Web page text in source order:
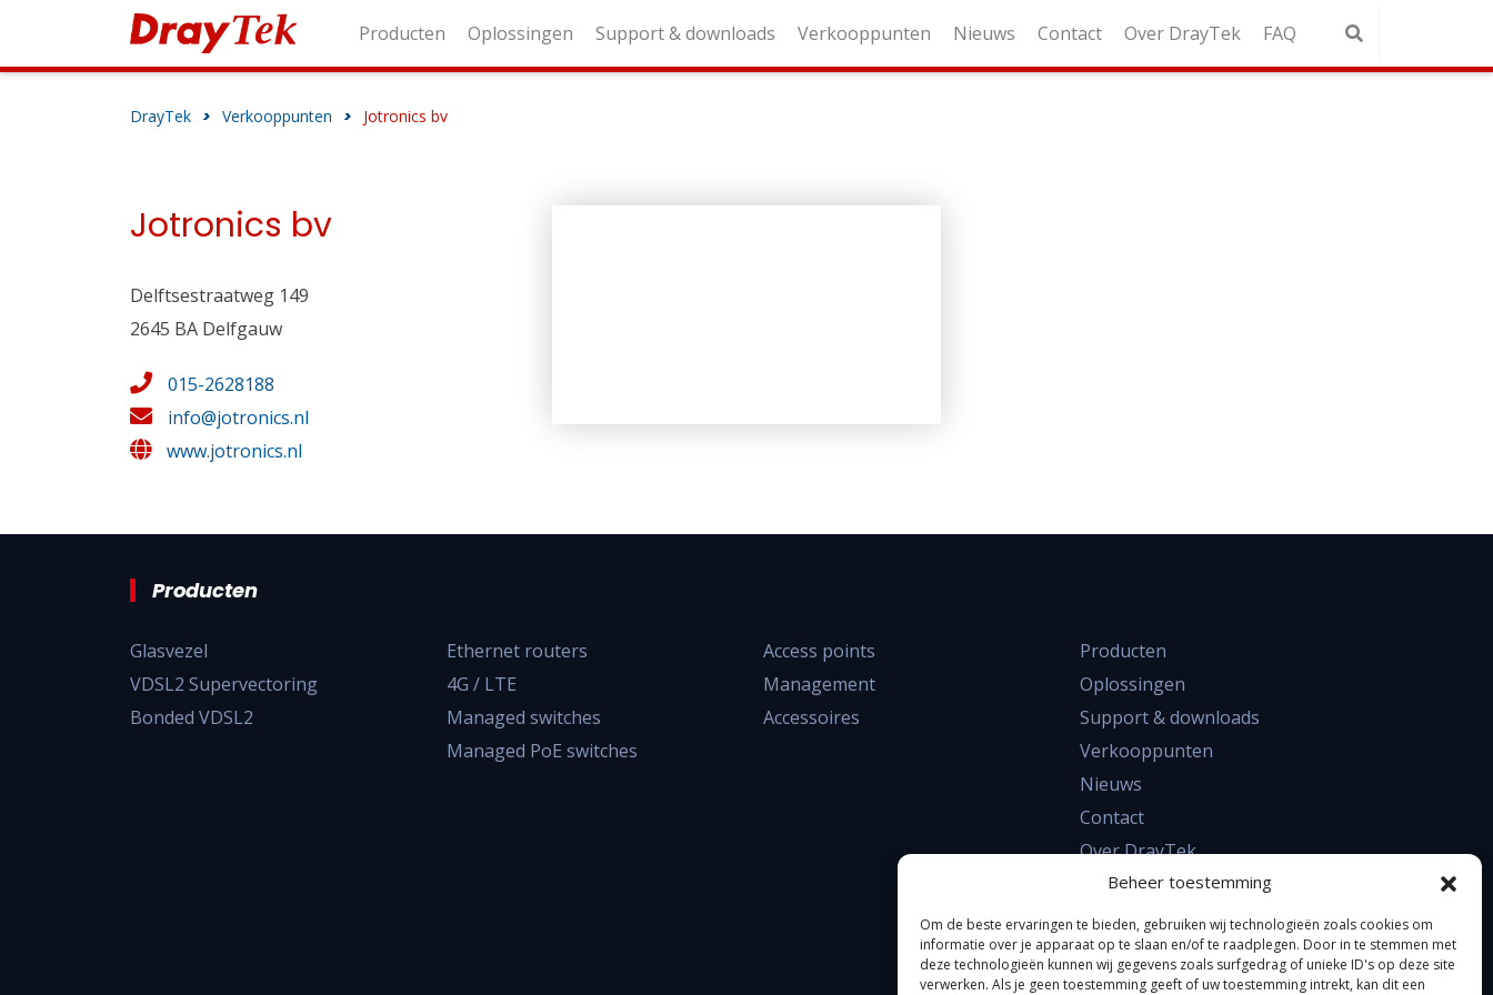
Beheer toestemming
Om de beste ervaringen te bieden, gebruiken wij technologieën zoals cookies om
informatie over je apparaat op te slaan en/of te raadplegen. Door in te stemmen met
deze technologieën kunnen wij gegevens zoals surfgedrag of unieke ID's op deze site
verwerken. Als je geen toestemming geeft of uw toestemming intrekt, kan dit een
Producten Oplossingen Support & downloads Verkooppunten Nieuws Contact Over DrayTek FAQ
DrayTek > Verkooppunten > Jotronics bv
Jotronics bv
Delftsestraatweg 149
2645 BA Delfgauw
015-2628188
info@jotronics.nl
www.jotronics.nl
Producten
Glasvezel
VDSL2 Supervectoring
Bonded VDSL2
Ethernet routers
4G / LTE
Managed switches
Managed PoE switches
Access points
Management
Accessoires
Producten
Oplossingen
Support & downloads
Verkooppunten
Nieuws
Contact
Over DrayTek
FAQ